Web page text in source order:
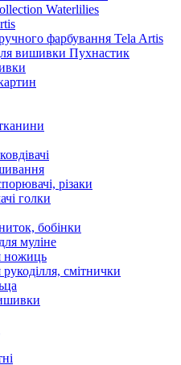
Waterlilies
фарбування Tela Artis
вишивки Пухнастик
різаки
голки
бобінки
муліне
ножиць
смітнички